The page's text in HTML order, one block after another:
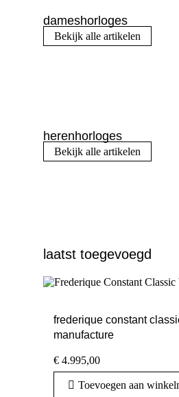
dameshorloges
Bekijk alle artikelen
herenhorloges
Bekijk alle artikelen
laatst toegevoegd
frederique constant
manufacture
€ 4.995,00
Toevoegen aan